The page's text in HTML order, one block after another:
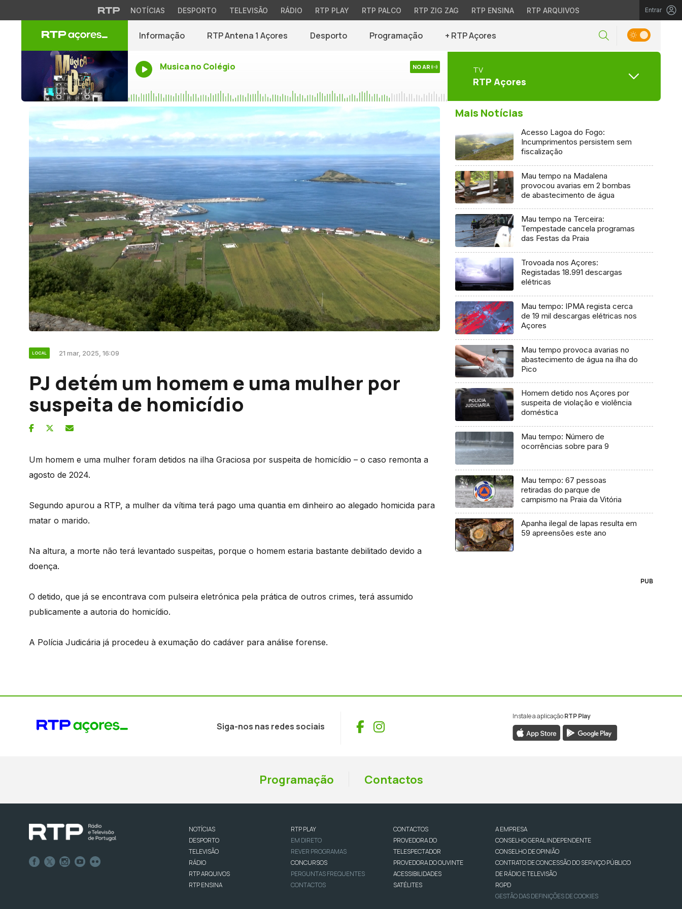
NOTÍCIAS DESPORTO TELEVISÃO RÁDIO RTP PLAY RTP PALCO RTP ZIG ZAG RTP ENSINA RTP ARQUIVOS Entrar
Informação RTP Antena 1 Açores Desporto Programação + RTP Açores
Musica no Colégio NO AR TV
RTP Açores
LOCAL 21 mar, 2025, 16:09
PJ detém um homem e uma mulher por
suspeita de homicídio
Um homem e uma mulher foram detidos na ilha Graciosa por suspeita de homicídio – o caso remonta a
agosto de 2024.
Segundo apurou a RTP, a mulher da vítima terá pago uma quantia em dinheiro ao alegado homicida para
matar o marido.
Na altura, a morte não terá levantado suspeitas, porque o homem estaria bastante debilitado devido a
doença.
O detido, que já se encontrava com pulseira eletrónica pela prática de outros crimes, terá assumido
publicamente a autoria do homicídio.
A Polícia Judicária já procedeu à exumação do cadáver para análise forense.
Mais Notícias
Acesso Lagoa do Fogo:
Incumprimentos persistem sem
fiscalização
Mau tempo na Madalena
provocou avarias em 2 bombas
de abastecimento de água
Mau tempo na Terceira:
Tempestade cancela programas
das Festas da Praia
Trovoada nos Açores:
Registadas 18.991 descargas
elétricas
Mau tempo: IPMA regista cerca
de 19 mil descargas elétricas nos
Açores
Mau tempo provoca avarias no
abastecimento de água na ilha do
Pico
Homem detido nos Açores por
suspeita de violação e violência
doméstica
Mau tempo: Número de
ocorrências sobre para 9
Mau tempo: 67 pessoas
retiradas do parque de
campismo na Praia da Vitória
Apanha ilegal de lapas resulta em
59 apreensões este ano
PUB
Siga-nos nas redes sociais Facebook
Instagram
Instale a aplicaçãoRTP Play
Programação Contactos
NOTÍCIAS
DESPORTO
TELEVISÃO
RÁDIO
RTP ARQUIVOS
RTP ENSINA
RTP PLAY
EM DIRETO
REVER PROGRAMAS
CONCURSOS
PERGUNTAS FREQUENTES
CONTACTOS
CONTACTOS
PROVEDORA DO
TELESPECTADOR
PROVEDORA DO OUVINTE
ACESSIBILIDADES
SATÉLITES
A EMPRESA
CONSELHO GERAL INDEPENDENTE
CONSELHO DE OPINIÃO
CONTRATO DE CONCESSÃO DO SERVIÇO PÚBLICO
DE RÁDIO E TELEVISÃO
RGPD
GESTÃO DAS DEFINIÇÕES DE COOKIES